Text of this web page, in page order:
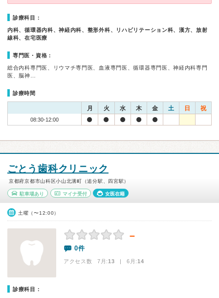
診療科目：
内科、循環器内科、神経内科、整形外科、リハビリテーション科、漢方、放射
線科、在宅医療
専門医・資格：
総合内科専門医、リウマチ専門医、血液専門医、循環器専門医、神経内科専門
医、脳神…
診療時間
月 火 水 木 金 土 日 祝
08:30-12:00
ごとう歯科クリニック
京都府京都市山科区小山北溝町（追分駅、四宮駅）
駐車場あり マイナ受付 女医在籍
土曜（〜12:00）
－
0件
アクセス数 7月:13 | 6月:14
診療科目：